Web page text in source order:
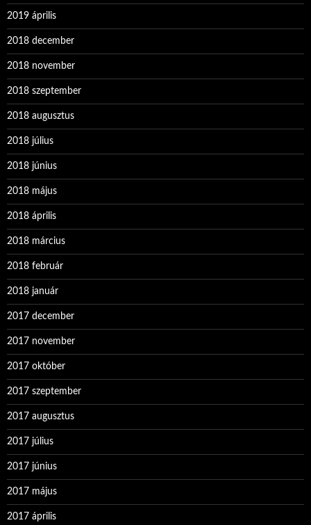
2019 április
2018 december
2018 november
2018 szeptember
2018 augusztus
2018 július
2018 június
2018 május
2018 április
2018 március
2018 február
2018 január
2017 december
2017 november
2017 október
2017 szeptember
2017 augusztus
2017 július
2017 június
2017 május
2017 április